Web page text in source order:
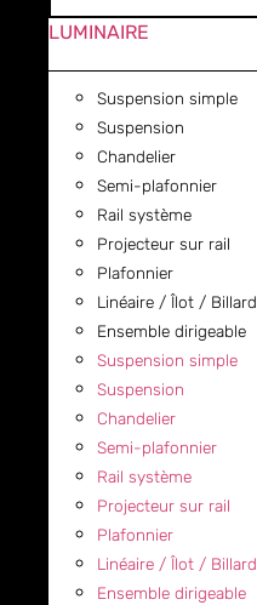
LUMINAIRE
Suspension simple
Suspension
Chandelier
Semi-plafonnier
Rail système
Projecteur sur rail
Plafonnier
Linéaire / Îlot / Billard
Ensemble dirigeable
Suspension simple
Suspension
Chandelier
Semi-plafonnier
Rail système
Projecteur sur rail
Plafonnier
Linéaire / Îlot / Billard
Ensemble dirigeable